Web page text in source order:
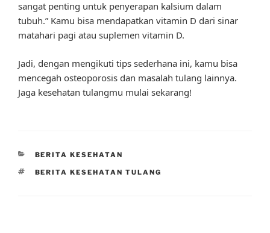
sangat penting untuk penyerapan kalsium dalam
tubuh.” Kamu bisa mendapatkan vitamin D dari sinar
matahari pagi atau suplemen vitamin D.
Jadi, dengan mengikuti tips sederhana ini, kamu bisa
mencegah osteoporosis dan masalah tulang lainnya.
Jaga kesehatan tulangmu mulai sekarang!
CATEGORIES
BERITA KESEHATAN
TAGS
BERITA KESEHATAN TULANG